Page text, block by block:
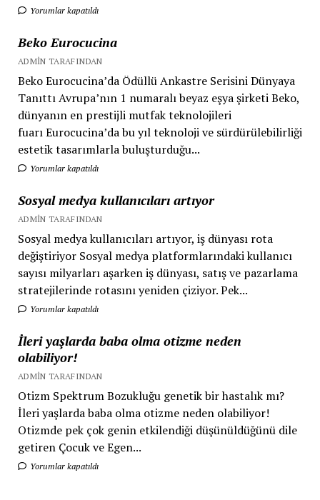
Yorumlar kapatıldı
Beko Eurocucina
ADMIN TARAFINDAN
Beko Eurocucina’da Ödüllü Ankastre Serisini Dünyaya
Tanıttı Avrupa’nın 1 numaralı beyaz eşya şirketi Beko,
dünyanın en prestijli mutfak teknolojileri
fuarı Eurocucina’da bu yıl teknoloji ve sürdürülebilirliği
estetik tasarımlarla buluşturduğu...
Yorumlar kapatıldı
Sosyal medya kullanıcıları artıyor
ADMIN TARAFINDAN
Sosyal medya kullanıcıları artıyor, iş dünyası rota
değiştiriyor Sosyal medya platformlarındaki kullanıcı
sayısı milyarları aşarken iş dünyası, satış ve pazarlama
stratejilerinde rotasını yeniden çiziyor. Pek...
Yorumlar kapatıldı
İleri yaşlarda baba olma otizme neden
olabiliyor!
ADMIN TARAFINDAN
Otizm Spektrum Bozukluğu genetik bir hastalık mı?
İleri yaşlarda baba olma otizme neden olabiliyor!
Otizmde pek çok genin etkilendiği düşünüldüğünü dile
getiren Çocuk ve Egen...
Yorumlar kapatıldı